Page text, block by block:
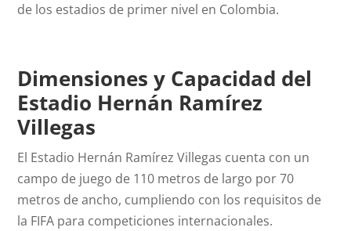
de los estadios de primer nivel en Colombia.
Dimensiones y Capacidad del
Estadio Hernán Ramírez
Villegas
El Estadio Hernán Ramírez Villegas cuenta con un
campo de juego de 110 metros de largo por 70
metros de ancho, cumpliendo con los requisitos de
la FIFA para competiciones internacionales.